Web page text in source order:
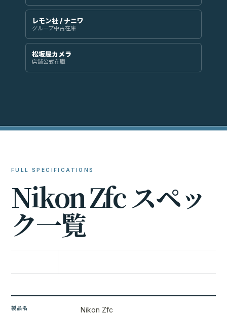
レモン社 / ナニワ
グループ中古在庫
松坂屋カメラ
店舗公式在庫
FULL SPECIFICATIONS
NikonZfcスペッ
ク一覧
製品名 Nikon Zfc